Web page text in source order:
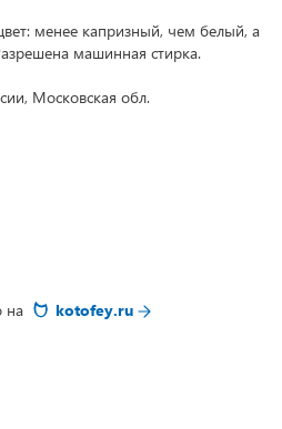
менее капризный, чем белый, а
машинная стирка.
Московская обл.
на kotofey.ru